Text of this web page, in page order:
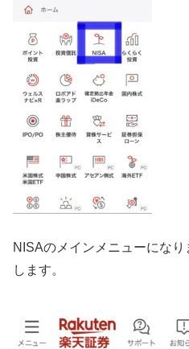
NISAのメインメニューにな
します。